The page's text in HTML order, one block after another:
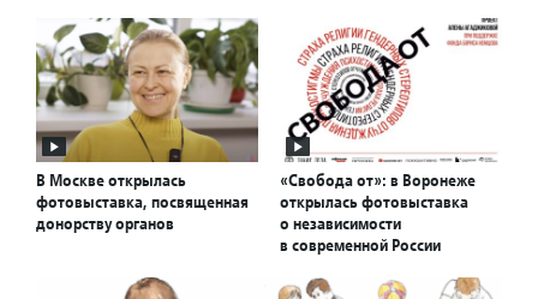
В Москве открылась
фотовыставка, посвященная
донорству органов
«Свобода от»: в Воронеже
открылась фотовыставка
о независимости
в современной России